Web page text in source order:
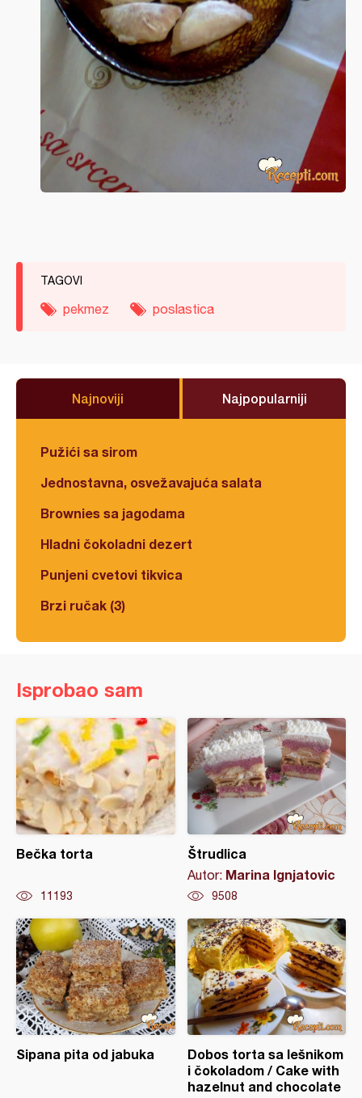
TAGOVI
pekmez poslastica
Najnoviji Najpopularniji
Pužići sa sirom
Jednostavna, osvežavajuća salata
Brownies sa jagodama
Hladni čokoladni dezert
Punjeni cvetovi tikvica
Brzi ručak (3)
Isprobao sam
Bečka torta
11193
Štrudlica
Autor: Marina Ignjatovic
9508
Sipana pita od jabuka
Dobos torta sa lešnikom
i čokoladom / Cake with
hazelnut and chocolate